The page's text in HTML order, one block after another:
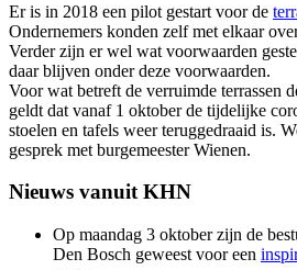
Er is in 2018 een pilot gestart voor de
Ondernemers konden zelf met elkaar
Verder zijn er wel wat voorwaarden
daar blijven onder deze voorwaarden.
Voor wat betreft de verruimde terrassen
geldt dat vanaf 1 oktober de tijdelijke
stoelen en tafels weer teruggedraaid is.
gesprek met burgemeester Wienen.
Nieuws vanuit KHN
Op maandag 3 oktober zijn de
Den Bosch geweest voor een